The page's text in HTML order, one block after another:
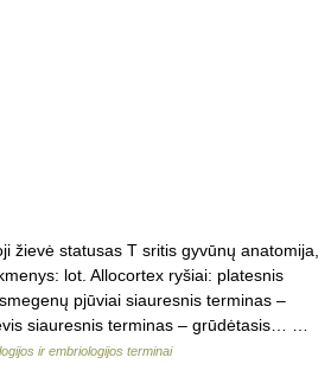
žievė statusas T sritis gyvūnų anatomija,
lot. Allocortex ryšiai: platesnis
pjūviai siauresnis terminas –
siauresnis terminas – grūdėtasis… …
ir embriologijos terminai